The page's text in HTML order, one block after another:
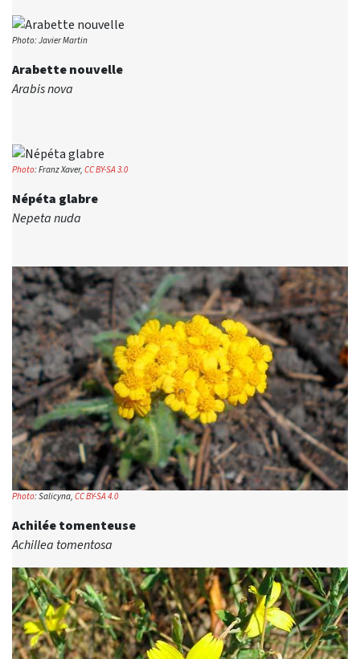
Photo: Javier Martin
Arabette nouvelle
Arabis nova
Photo: Franz Xaver, CC BY-SA 3.0
Népéta glabre
Nepeta nuda
Photo: Salicyna, CC BY-SA 4.0
Achilée tomenteuse
Achillea tomentosa